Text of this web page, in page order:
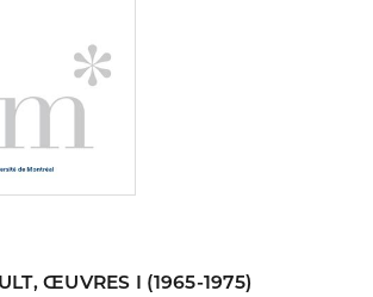
ŒUVRES I (1965-1975)